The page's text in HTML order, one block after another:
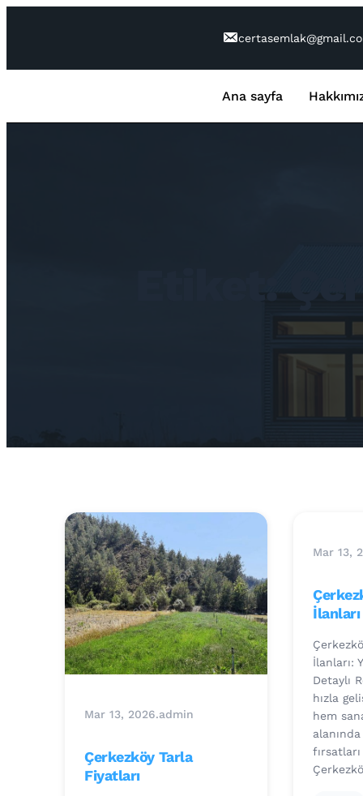
Ana sayfa
Mar 13, 2026.admin
Çerkezköy Tarla
Fiyatları
Mar 13,
İlanları
İlanları:
Detaylı
hızla
hem